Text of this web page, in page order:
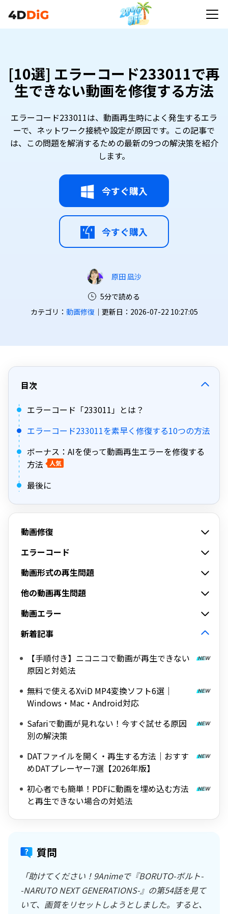
[10選] エラーコード233011で再
生できない動画を修復する方法
エラーコード233011は、動画再生時によく発生するエラ
ーで、ネットワーク接続や設定が原因です。この記事で
は、この問題を解消するための最新の9つの解決策を紹介
します。
今すぐ購入
今すぐ購入
原田 凪沙
5分で読める
カテゴリ： 動画修復｜更新日：2026-07-22 10:27:05
目次
エラーコード「233011」とは？
エラーコード233011を素早く修復する10つの方法
ボーナス：AIを使って動画再生エラーを修復する
方法
人気
最後に
動画修復
エラーコード
動画形式の再生問題
他の動画再生問題
動画エラー
新着記事
【手順付き】ニコニコで動画が再生できない
原因と対処法
無料で使えるXviD MP4変換ソフト6選｜
Windows・Mac・Android対応
Safariで動画が見れない！今すぐ試せる原因
別の解決策
DATファイルを開く・再生する方法｜おすす
めDATプレーヤー7選【2026年版】
初心者でも簡単！PDFに動画を埋め込む方法
と再生できない場合の対処法
質問
「助けてください！9Animeで『BORUTO-ボルト-
-NARUTO NEXT GENERATIONS-』の第54話を見て
いて、画質をリセットしようとしました。すると、